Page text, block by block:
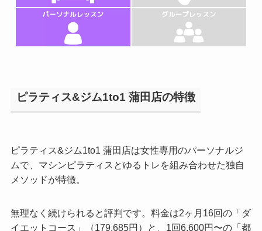
ピラティス&ジム1to1 蒲田店の特徴
ピラティス&ジム1to1 蒲田店は女性専用のパーソナルジ
ムで、マシンピラティスとゆるトレを組み合わせた独自
メソッドが特徴。
無理なく続けられると評判です。料金は2ヶ月16回の「ダ
イエットコース」（179,685円）と、1回6,600円〜の「都